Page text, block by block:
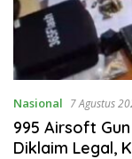
Nasional 7 Agustus
995 Airsoft
Diklaim Legal,